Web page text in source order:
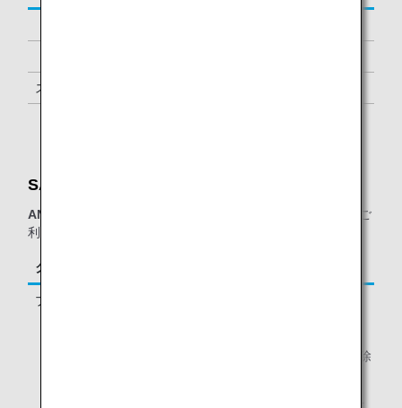
スーパーフライヤーズ会員
SATSプレミアラウンジ：
ANAグループ運航便（エアージャパン(NQ)便名を除く）
をご
利用の、以下に該当するお客様が対象となります。
クラス／ステイタス
プレミアムエコノミー *1
ANAグループ運航便（エアージャパン（NQ）便名を除